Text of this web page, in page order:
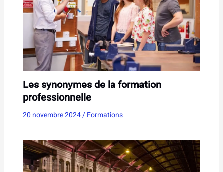
Les synonymes de la formation
professionnelle
20 novembre 2024/Formations